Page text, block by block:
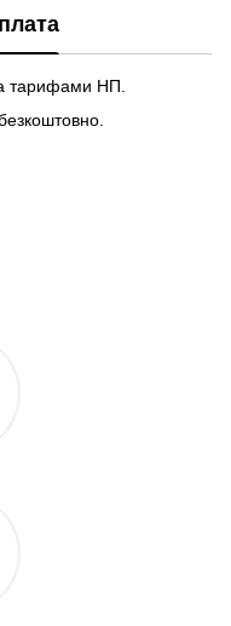
тарифами НП.